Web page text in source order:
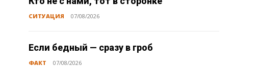
СИТУАЦИЯ 07/08/2026
Если бедный — сразу в гроб
ФАКТ 07/08/2026